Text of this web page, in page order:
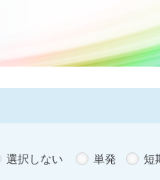
選択しない 単発 短